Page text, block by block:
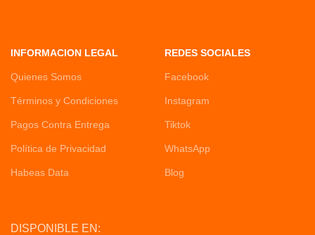
INFORMACION LEGAL
Quienes Somos
Términos y Condiciones
Pagos Contra Entrega
Política de Privacidad
Habeas Data
REDES SOCIALES
Facebook
Instagram
Tiktok
WhatsApp
Blog
DISPONIBLE EN: